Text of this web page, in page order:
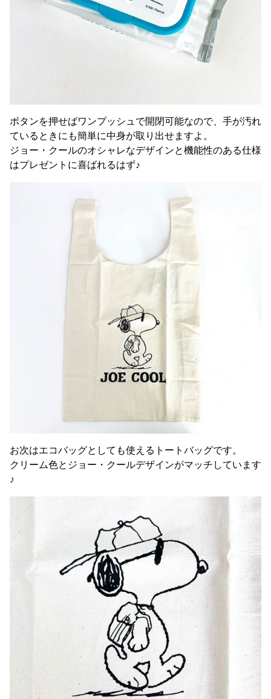
ボタンを押せばワンプッシュで開閉可能なので、手が汚れ
ているときにも簡単に中身が取り出せますよ。
ジョー・クールのオシャレなデザインと機能性のある仕様
はプレゼントに喜ばれるはず♪
お次はエコバッグとしても使えるトートバッグです。
クリーム色とジョー・クールデザインがマッチしています
♪